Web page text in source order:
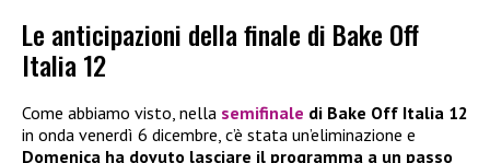
Le anticipazioni della finale di Bake Off
Italia 12
Come abbiamo visto, nella semifinale di Bake Off Italia 12
in onda venerdì 6 dicembre, c’è stata un’eliminazione e
Domenica ha dovuto lasciare il programma a un passo